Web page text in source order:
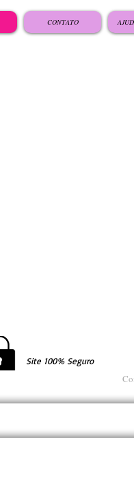
CONTATO
Site 100% Seguro